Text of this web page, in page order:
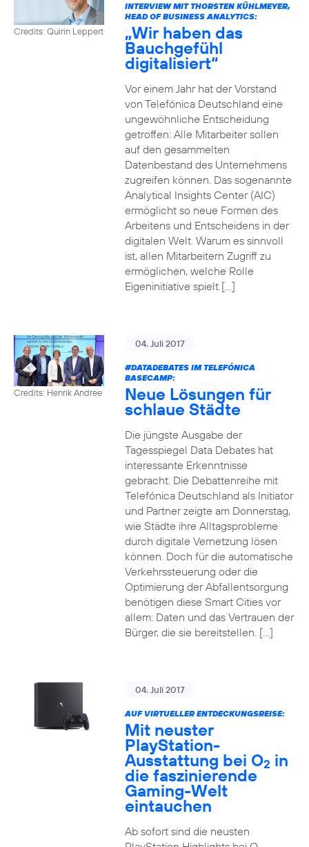
Credits: Quirin Leppert
INTERVIEW MIT THORSTEN KÜHLMEYER,
HEAD OF BUSINESS ANALYTICS:
„Wir haben das
Bauchgefühl
digitalisiert“
Vor einem Jahr hat der Vorstand
von Telefónica Deutschland eine
ungewöhnliche Entscheidung
getroffen: Alle Mitarbeiter sollen
auf den gesammelten
Datenbestand des Unternehmens
zugreifen können. Das sogenannte
Analytical Insights Center (AIC)
ermöglicht so neue Formen des
Arbeitens und Entscheidens in der
digitalen Welt. Warum es sinnvoll
ist, allen Mitarbeitern Zugriff zu
ermöglichen, welche Rolle
Eigeninitiative spielt […]
Credits: Henrik Andree
04. Juli 2017
#DATADEBATESIM TELEFÓNICA
BASECAMP:
Neue Lösungen für
schlaue Städte
Die jüngste Ausgabe der
Tagesspiegel Data Debates hat
interessante Erkenntnisse
gebracht. Die Debattenreihe mit
Telefónica Deutschland als Initiator
und Partner zeigte am Donnerstag,
wie Städte ihre Alltagsprobleme
durch digitale Vernetzung lösen
können. Doch für die automatische
Verkehrssteuerung oder die
Optimierung der Abfallentsorgung
benötigen diese Smart Cities vor
allem: Daten und das Vertrauen der
Bürger, die sie bereitstellen. […]
04. Juli 2017
AUF VIRTUELLER ENTDECKUNGSREISE:
Mit neuster
PlayStation-
Ausstattung bei O2 in
die faszinierende
Gaming-Welt
eintauchen
Ab sofort sind die neusten